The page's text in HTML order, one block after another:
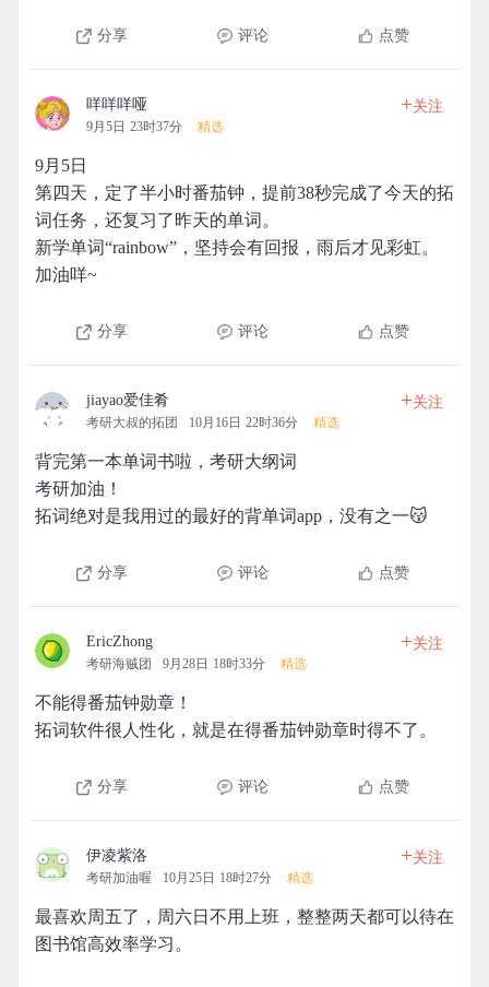
分享 评论 点赞
咩咩咩哑
9月5日 23时37分 精选
+关注
9月5日
第四天，定了半小时番茄钟，提前38秒完成了今天的拓
词任务，还复习了昨天的单词。
新学单词“rainbow”，坚持会有回报，雨后才见彩虹。
加油咩~
分享 评论 点赞
jiayao爱佳肴
考研大叔的拓团 10月16日 22时36分 精选
+关注
背完第一本单词书啦，考研大纲词
考研加油！
拓词绝对是我用过的最好的背单词app，没有之一😽
分享 评论 点赞
EricZhong
考研海贼团 9月28日 18时33分 精选
+关注
不能得番茄钟勋章！
拓词软件很人性化，就是在得番茄钟勋章时得不了。
分享 评论 点赞
伊凌紫洛
考研加油喔 10月25日 18时27分 精选
+关注
最喜欢周五了，周六日不用上班，整整两天都可以待在
图书馆高效率学习。